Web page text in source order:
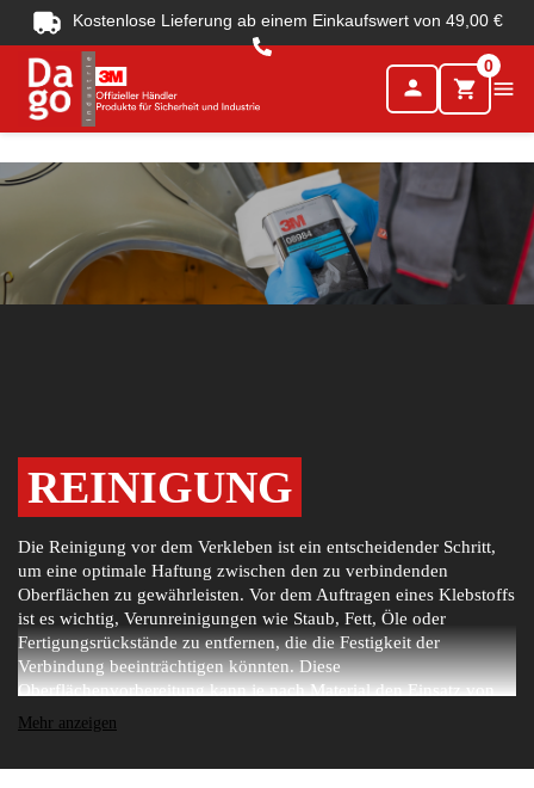
Kostenlose Lieferung ab einem Einkaufswert von 49,00 €
person shopping_cart
0

REINIGUNG
Die Reinigung vor dem Verkleben ist ein entscheidender Schritt,
um eine optimale Haftung zwischen den zu verbindenden
Oberflächen zu gewährleisten. Vor dem Auftragen eines Klebstoffs
ist es wichtig, Verunreinigungen wie Staub, Fett, Öle oder
Fertigungsrückstände zu entfernen, die die Festigkeit der
Verbindung beeinträchtigen könnten. Diese
Oberflächenvorbereitung kann je nach Material den Einsatz von
Lösungsmitteln, Entfettungsmitteln oder speziellen
Mehr anzeigen